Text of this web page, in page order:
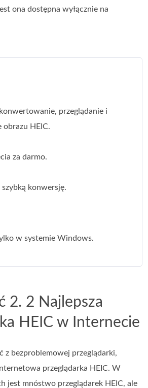
ona dostępna wyłącznie na
przeglądanie i
obrazu HEIC.
za darmo.
szybką konwersję.
w systemie Windows.
2. 2 Najlepsza
HEIC w Internecie
z bezproblemowej przeglądarki,
przeglądarka HEIC. W
jest mnóstwo przeglądarek HEIC, ale